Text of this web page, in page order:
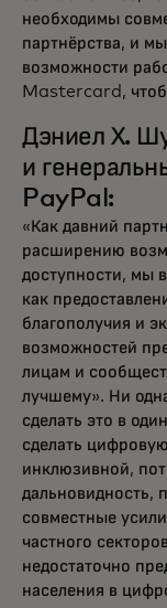
необходимы
партнёрства, и
возможности
Mastercard,
Дэниел Х.
и
PayPal:
«Как давний
расширению
доступности, мы
как
благополучия и
возможностей
лицам и
лучшему». Ни
сделать это в
сделать
инклюзивной,
дальновидность,
совместные
частного
недостаточно
населения в